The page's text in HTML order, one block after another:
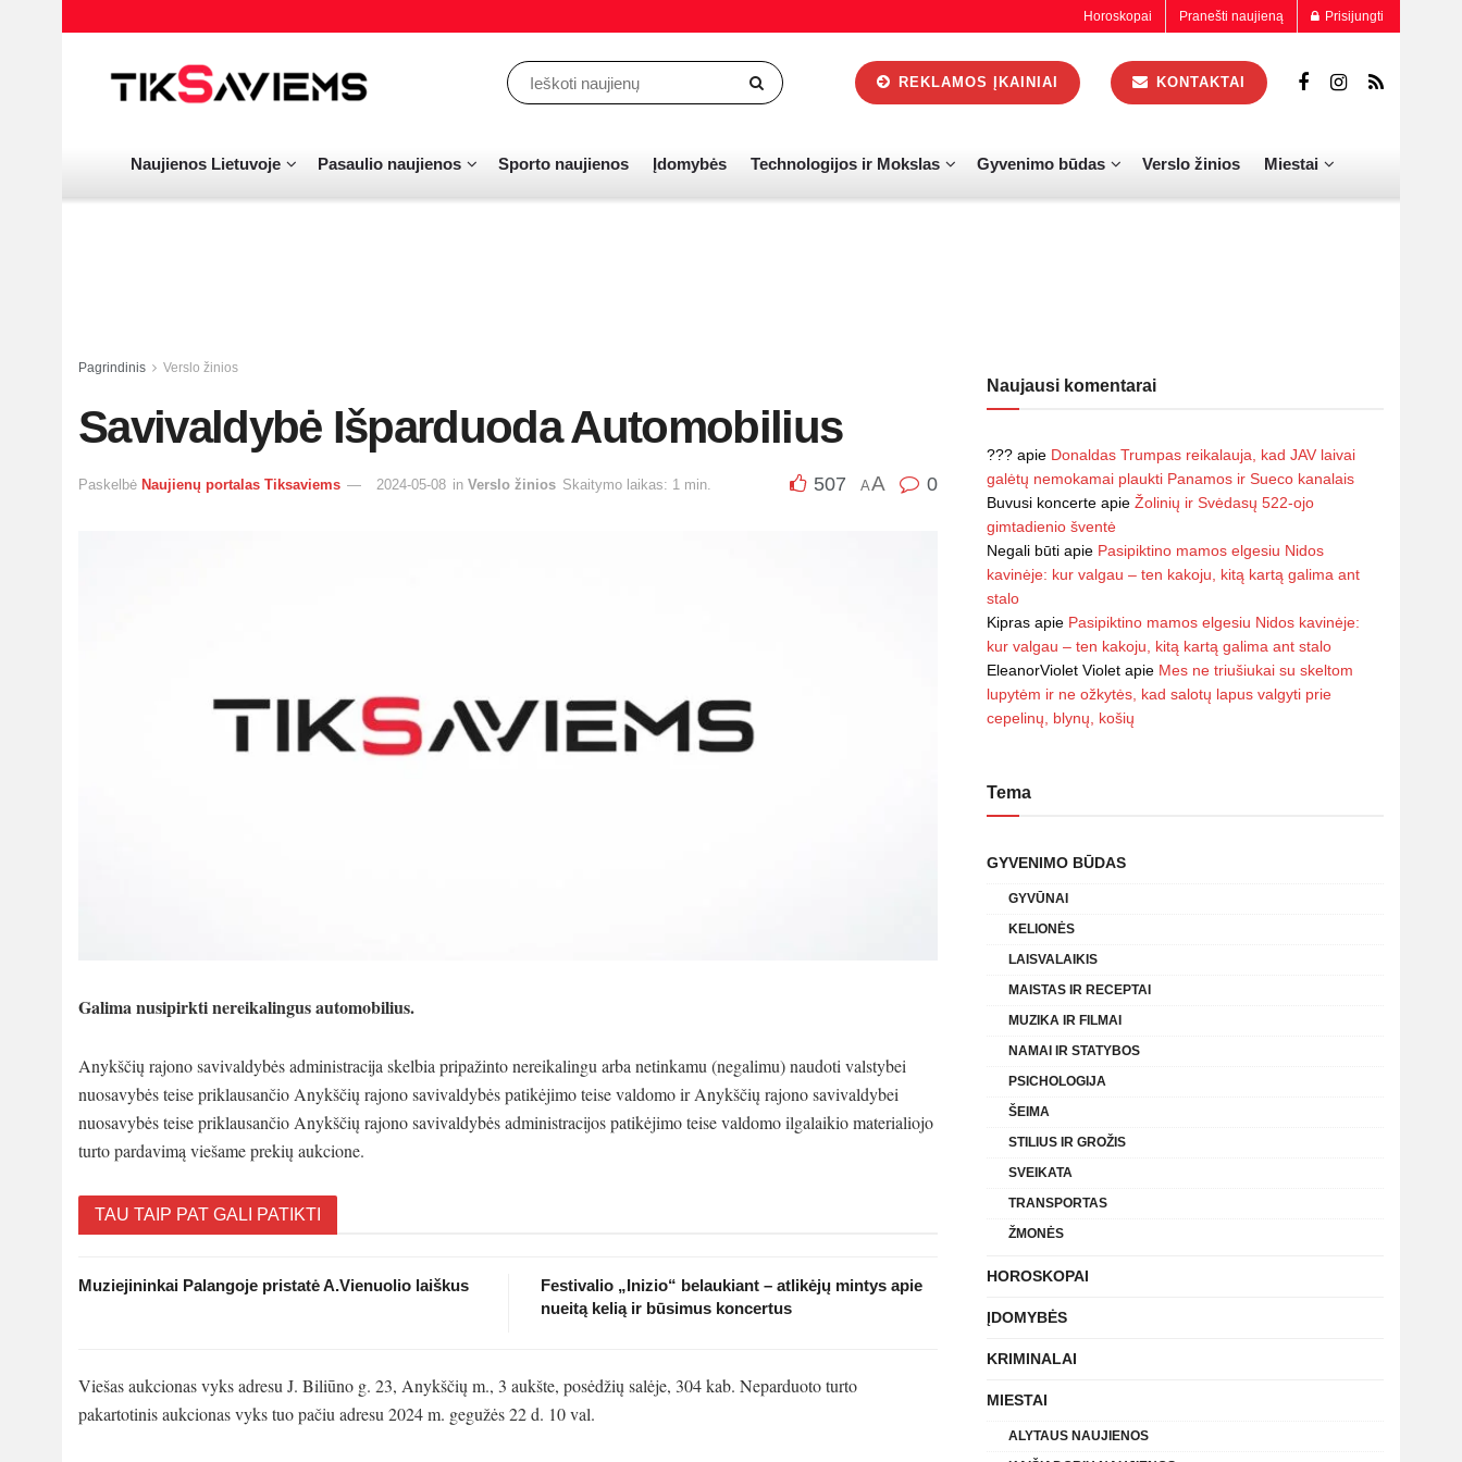
Horoskopai Pranešti naujieną Prisijungti
REKLAMOS ĮKAINIAI KONTAKTAI
Naujienos Lietuvoje Pasaulio naujienos Sporto naujienos Įdomybės Technologijos ir Mokslas Gyvenimo būdas Verslo žinios Miestai
Pagrindinis Verslo žinios
Savivaldybė Išparduoda Automobilius
Paskelbė Naujienų portalas Tiksaviems 2024-05-08 in Verslo žinios Skaitymo laikas: 1 min. 507 AA 0
Galima nusipirkti nereikalingus automobilius.
Anykščių rajono savivaldybės administracija skelbia pripažinto nereikalingu arba netinkamu (negalimu) naudoti valstybei
nuosavybės teise priklausančio Anykščių rajono savivaldybės patikėjimo teise valdomo ir Anykščių rajono savivaldybei
nuosavybės teise priklausančio Anykščių rajono savivaldybės administracijos patikėjimo teise valdomo ilgalaikio materialiojo
turto pardavimą viešame prekių aukcione.
TAU TAIP PAT GALI PATIKTI
Muziejininkai Palangoje pristatė A.Vienuolio laiškus
Festivalio „Inizio“ belaukiant – atlikėjų mintys apie
nueitą kelią ir būsimus koncertus
Viešas aukcionas vyks adresu J. Biliūno g. 23, Anykščių m., 3 aukšte, posėdžių salėje, 304 kab. Neparduoto turto
pakartotinis aukcionas vyks tuo pačiu adresu 2024 m. gegužės 22 d. 10 val.
Naujausi komentarai
??? apie Donaldas Trumpas reikalauja, kad JAV laivai
galėtų nemokamai plaukti Panamos ir Sueco kanalais
Buvusi koncerte apie Žolinių ir Svėdasų 522-ojo
gimtadienio šventė
Negali būti apie Pasipiktino mamos elgesiu Nidos
kavinėje: kur valgau – ten kakoju, kitą kartą galima ant
stalo
Kipras apie Pasipiktino mamos elgesiu Nidos kavinėje:
kur valgau – ten kakoju, kitą kartą galima ant stalo
EleanorViolet Violet apie Mes ne triušiukai su skeltom
lupytėm ir ne ožkytės, kad salotų lapus valgyti prie
cepelinų, blynų, košių
Tema
GYVENIMO BŪDAS
GYVŪNAI
KELIONĖS
LAISVALAIKIS
MAISTAS IR RECEPTAI
MUZIKA IR FILMAI
NAMAI IR STATYBOS
PSICHOLOGIJA
ŠEIMA
STILIUS IR GROŽIS
SVEIKATA
TRANSPORTAS
ŽMONĖS
HOROSKOPAI
ĮDOMYBĖS
KRIMINALAI
MIESTAI
ALYTAUS NAUJIENOS